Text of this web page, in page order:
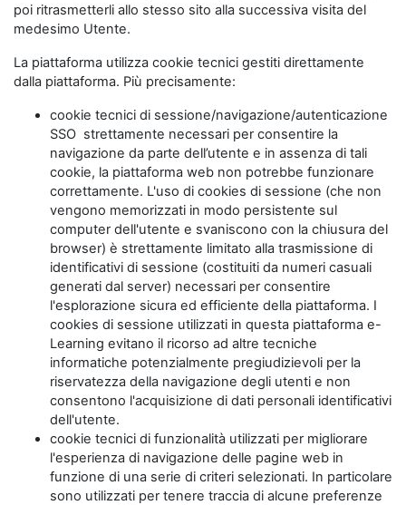
poi ritrasmetterli allo stesso sito alla successiva visita del
medesimo Utente.
La piattaforma utilizza cookie tecnici gestiti direttamente
dalla piattaforma. Più precisamente:
cookie tecnici di sessione/navigazione/autenticazione
SSO strettamente necessari per consentire la
navigazione da parte dell’utente e in assenza di tali
cookie, la piattaforma web non potrebbe funzionare
correttamente. L'uso di cookies di sessione (che non
vengono memorizzati in modo persistente sul
computer dell'utente e svaniscono con la chiusura del
browser) è strettamente limitato alla trasmissione di
identificativi di sessione (costituiti da numeri casuali
generati dal server) necessari per consentire
l'esplorazione sicura ed efficiente della piattaforma. I
cookies di sessione utilizzati in questa piattaforma e-
Learning evitano il ricorso ad altre tecniche
informatiche potenzialmente pregiudizievoli per la
riservatezza della navigazione degli utenti e non
consentono l'acquisizione di dati personali identificativi
dell'utente.
cookie tecnici di funzionalità utilizzati per migliorare
l'esperienza di navigazione delle pagine web in
funzione di una serie di criteri selezionati. In particolare
sono utilizzati per tenere traccia di alcune preferenze